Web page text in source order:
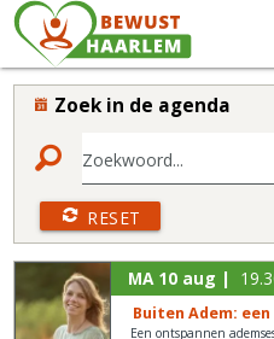
Zoek in de agenda
Zoekwoord...
RESET
MA 10 aug |
Buiten Adem:
Een ontspannen